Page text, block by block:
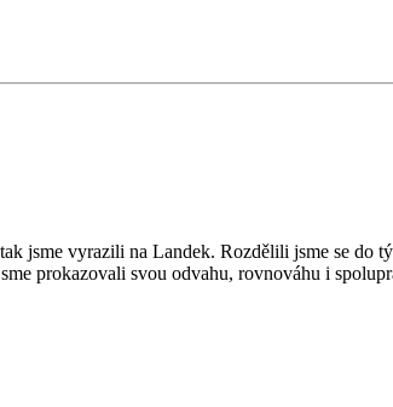
jsme vyrazili na Landek. Rozdělili jsme se do
prokazovali svou odvahu, rovnováhu i